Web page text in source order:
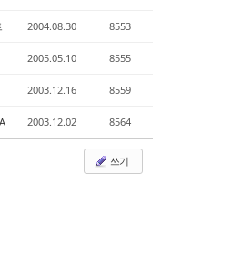
2004.08.30 8553
2005.05.10 8555
2003.12.16 8559
2003.12.02 8564
쓰기